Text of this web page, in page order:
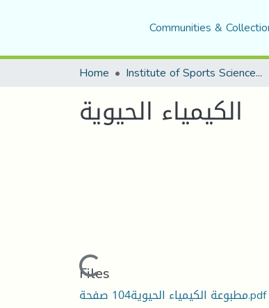
Communities &
Home Institute of Sports Sciences and Techniques
الكيمياء الحيوية
Loading...
Files
مطبوعة الكيمياء الحيوية104 صفحة.pdf